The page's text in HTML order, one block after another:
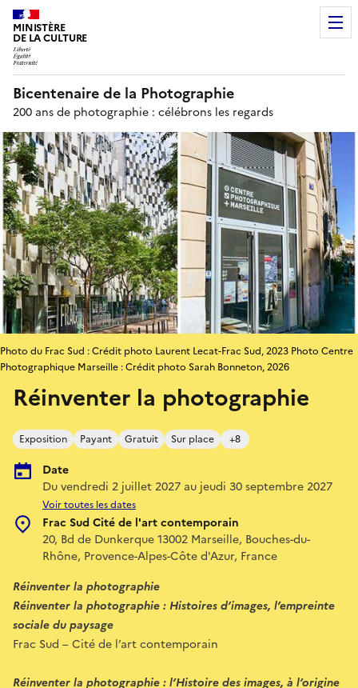
MINISTÈRE
DE LA CULTURE
Bicentenaire de la Photographie
200 ans de photographie : célébrons les regards
Réinventer la photographie
Exposition Payant Gratuit Sur place +8
Date
Du vendredi 2 juillet 2027 au jeudi 30 septembre 2027
Voir toutes les dates
Frac Sud Cité de l'art contemporain
20, Bd de Dunkerque 13002 Marseille, Bouches-du-
Rhône, Provence-Alpes-Côte d'Azur, France
Photo du Frac Sud : Crédit photo Laurent Lecat-Frac Sud, 2023 Photo Centre
Photographique Marseille : Crédit photo Sarah Bonneton, 2026
Réinventer la photographie
Réinventer la photographie : Histoires d’images, l’empreinte
sociale du paysage
Frac Sud – Cité de l’art contemporain
Réinventer la photographie : l’Histoire des images, à l’origine